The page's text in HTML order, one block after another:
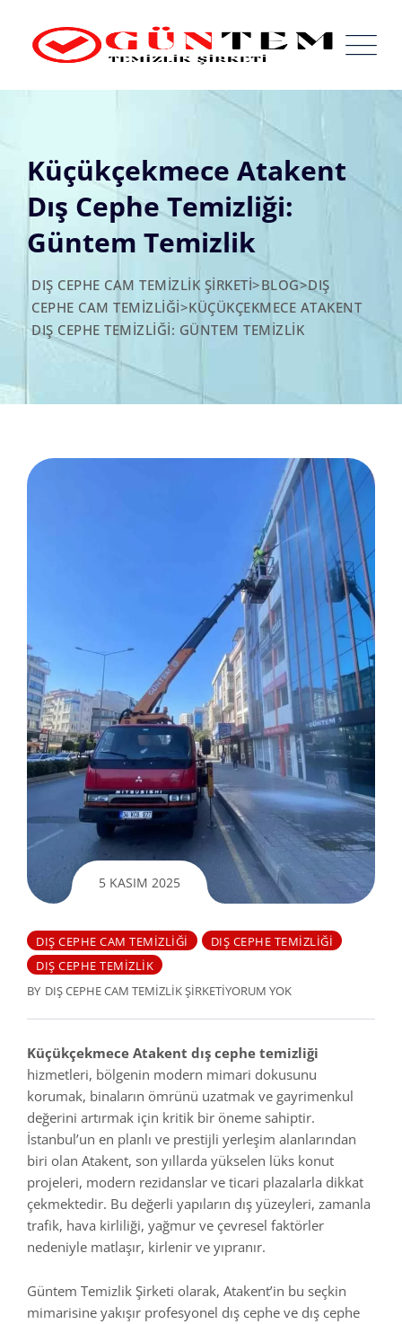
content
Küçükçekmece Atakent
Dış Cephe Temizliği:
Güntem Temizlik
DIŞ CEPHE CAM TEMIZLIK ŞIRKETI>BLOG>DIŞ
CEPHE CAM TEMIZLIĞI>KÜÇÜKÇEKMECE ATAKENT
DIŞ CEPHE TEMIZLIĞI: GÜNTEM TEMIZLIK
5 KASIM 2025
DIŞ CEPHE CAM TEMIZLIĞI
DIŞ CEPHE TEMIZLIĞI
DIŞ CEPHE TEMIZLIK
BY DIŞ CEPHE CAM TEMIZLIK ŞIRKETIYORUM YOK
Küçükçekmece Atakent dış cephe temizliği
hizmetleri, bölgenin modern mimari dokusunu
korumak, binaların ömrünü uzatmak ve gayrimenkul
değerini artırmak için kritik bir öneme sahiptir.
İstanbul’un en planlı ve prestijli yerleşim alanlarından
biri olan Atakent, son yıllarda yükselen lüks konut
projeleri, modern rezidanslar ve ticari plazalarla dikkat
çekmektedir. Bu değerli yapıların dış yüzeyleri, zamanla
trafik, hava kirliliği, yağmur ve çevresel faktörler
nedeniyle matlaşır, kirlenir ve yıpranır.
Güntem Temizlik Şirketi olarak, Atakent’in bu seçkin
mimarisine yakışır profesyonel dış cephe ve dış cephe